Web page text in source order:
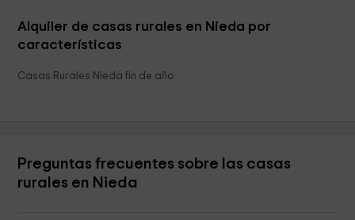
Alquiler de casas rurales en Nieda por
características
Casas Rurales Nieda fin de año
Preguntas frecuentes sobre las casas
rurales en Nieda